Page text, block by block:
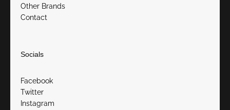
Other Brands
Contact
Socials
Facebook
Twitter
Instagram